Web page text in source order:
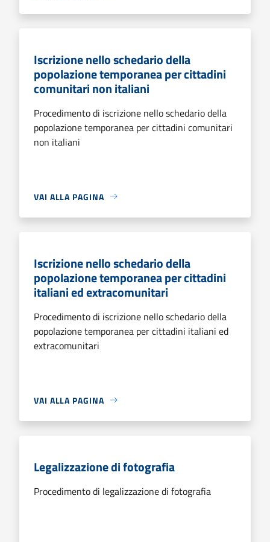
Iscrizione nello schedario della
popolazione temporanea per cittadini
comunitari non italiani
Procedimento di iscrizione nello schedario della
popolazione temporanea per cittadini comunitari
non italiani
VAI ALLA PAGINA
Iscrizione nello schedario della
popolazione temporanea per cittadini
italiani ed extracomunitari
Procedimento di iscrizione nello schedario della
popolazione temporanea per cittadini italiani ed
extracomunitari
VAI ALLA PAGINA
Legalizzazione di fotografia
Procedimento di legalizzazione di fotografia